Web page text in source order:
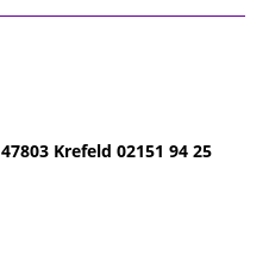
47803 Krefeld 02151 94 25